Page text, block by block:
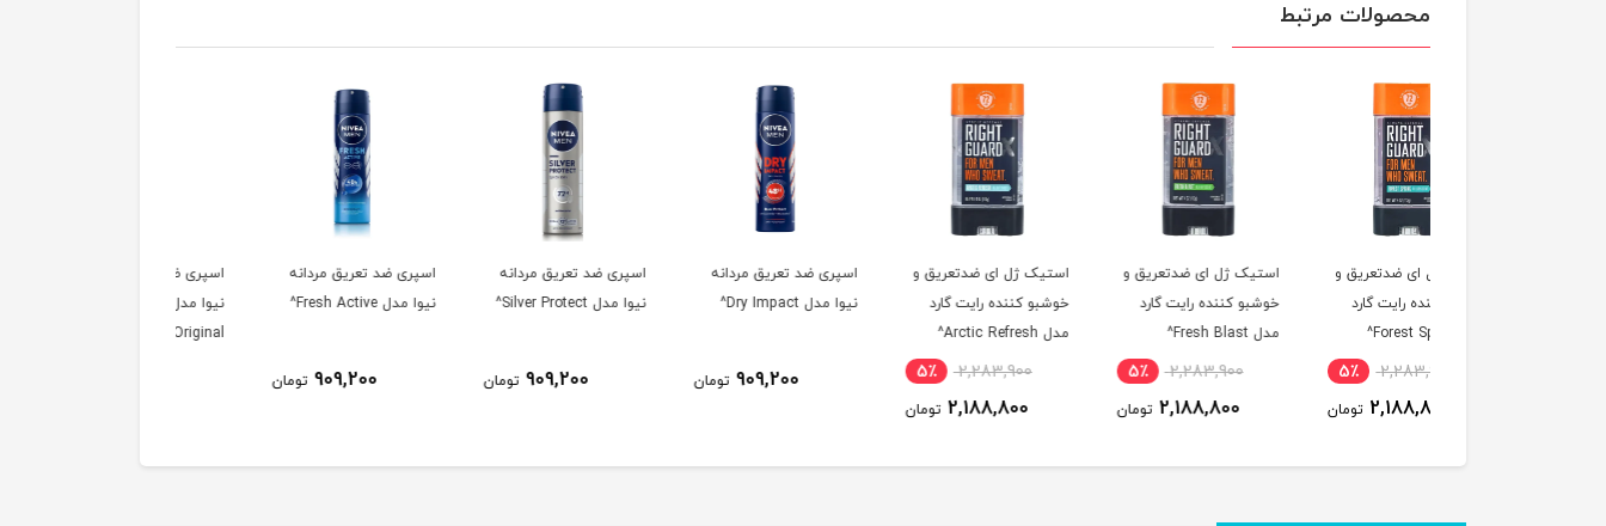
محصولات مرتبط
استیک ژل ای ضدتعریق و
خوشبو کننده رایت گارد
مدل Fresh Blast^
2,283,900
2,188,800
استیک ژل ای ضدتعریق و
خوشبو کننده رایت گارد
مدل Arctic Refresh^
2,283,900
2,188,800
اسپری ضد تعریق مردانه
نیوا مدل Dry Impact^
909,200
اسپری ضد تعریق مردانه
نیوا مدل Silver Protect^
909,200
اسپری ضد تعریق مردانه
نیوا مدل Fresh Active^
909,200
اسپری ضد تعریق مردانه
نیوا مدل Black & White
909,200